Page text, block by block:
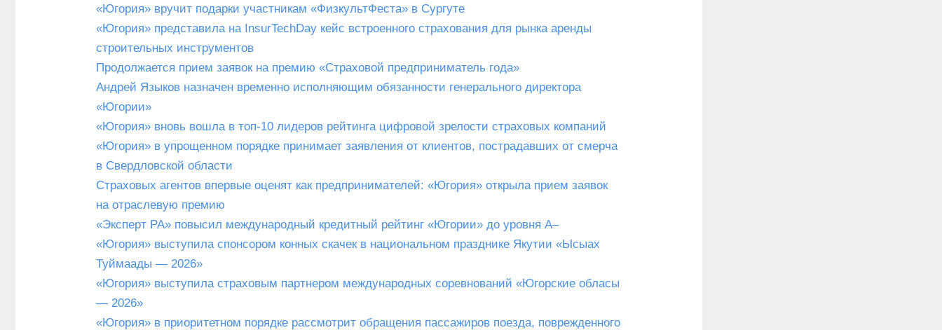
«Югория» вручит подарки участникам «ФизкультФеста» в Сургуте
«Югория» представила на InsurTechDay кейс встроенного страхования для рынка аренды
строительных инструментов
Продолжается прием заявок на премию «Страховой предприниматель года»
Андрей Языков назначен временно исполняющим обязанности генерального директора
«Югории»
«Югория» вновь вошла в топ-10 лидеров рейтинга цифровой зрелости страховых компаний
«Югория» в упрощенном порядке принимает заявления от клиентов, пострадавших от смерча
в Свердловской области
Страховых агентов впервые оценят как предпринимателей: «Югория» открыла прием заявок
на отраслевую премию
«Эксперт РА» повысил международный кредитный рейтинг «Югории» до уровня A–
«Югория» выступила спонсором конных скачек в национальном празднике Якутии «Ысыах
Туймаады — 2026»
«Югория» выступила страховым партнером международных соревнований «Югорские обласы
— 2026»
«Югория» в приоритетном порядке рассмотрит обращения пассажиров поезда, поврежденного